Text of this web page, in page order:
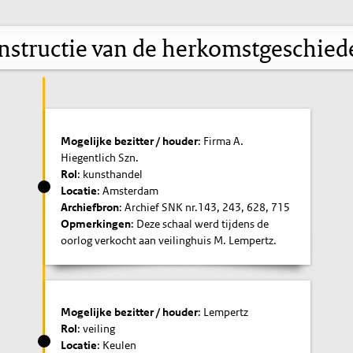
van de
Mogelijke bezitter / houder: Firma A.
Hiegentlich Szn.
Rol: kunsthandel
Locatie: Amsterdam
Archiefbron: Archief SNK nr.143, 243, 628, 715
Opmerkingen: Deze schaal werd tijdens de
oorlog verkocht aan veilinghuis M. Lempertz.
Mogelijke bezitter / houder: Lempertz
Rol: veiling
Locatie: Keulen